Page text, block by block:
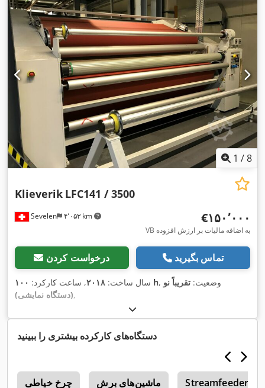
1 /8
Sevelen ۴٬۰۵۳ km
Klieverik LFC141 / 3500
‎€۱۵۰٬۰۰۰
VB به اضافه مالیات بر ارزش افزوده
درخواست کردن تماس بگیرید
سال ساخت: ۲۰۱۸, ساعت کارکرد: ۱۰۰ h , وضعیت: تقریباً نو
(دستگاه نمایشی),
دستگاه‌های کارکرده بیشتری را ببینید
چرخ خیاطی ماشین‌های برش Streamfeeder